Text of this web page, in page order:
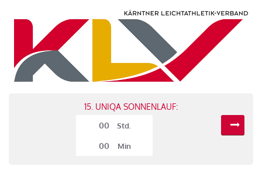
15. UNIQA SONNENLAUF:
00
Std.
00 Min